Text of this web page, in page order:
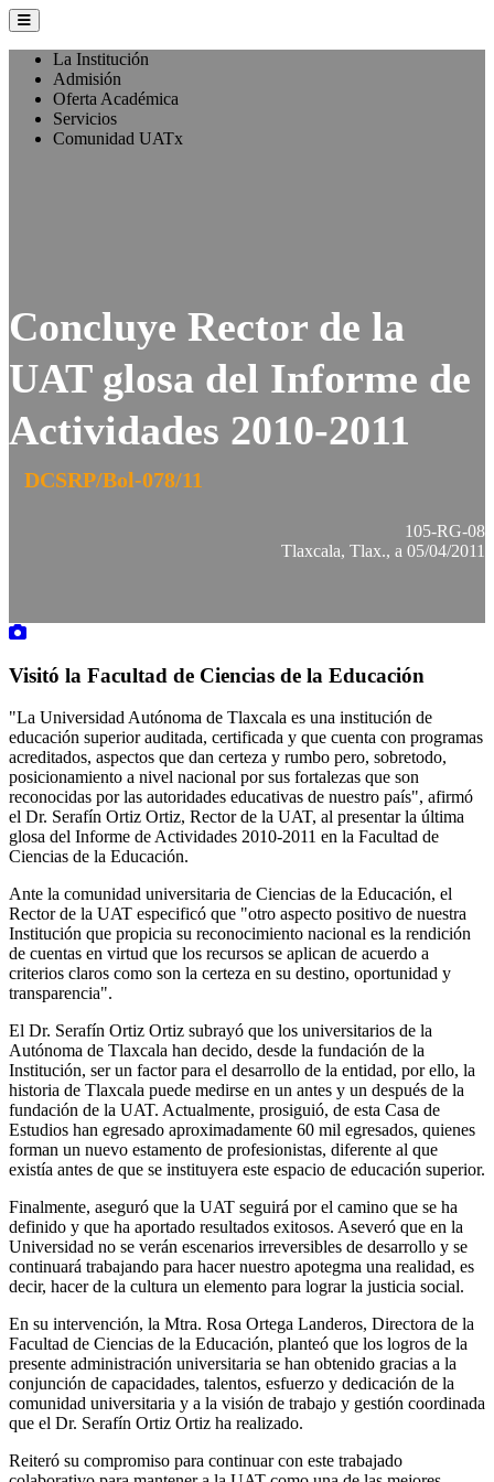
La Institución
Admisión
Oferta Académica
Servicios
Comunidad UATx
Concluye Rector de la
UAT glosa del Informe de
Actividades 2010-2011
DCSRP/Bol-078/11
105-RG-08
Tlaxcala, Tlax., a 05/04/2011
Visitó la Facultad de Ciencias de la Educación
"La Universidad Autónoma de Tlaxcala es una institución de
educación superior auditada, certificada y que cuenta con programas
acreditados, aspectos que dan certeza y rumbo pero, sobretodo,
posicionamiento a nivel nacional por sus fortalezas que son
reconocidas por las autoridades educativas de nuestro país", afirmó
el Dr. Serafín Ortiz Ortiz, Rector de la UAT, al presentar la última
glosa del Informe de Actividades 2010-2011 en la Facultad de
Ciencias de la Educación.
Ante la comunidad universitaria de Ciencias de la Educación, el
Rector de la UAT especificó que "otro aspecto positivo de nuestra
Institución que propicia su reconocimiento nacional es la rendición
de cuentas en virtud que los recursos se aplican de acuerdo a
criterios claros como son la certeza en su destino, oportunidad y
transparencia".
El Dr. Serafín Ortiz Ortiz subrayó que los universitarios de la
Autónoma de Tlaxcala han decido, desde la fundación de la
Institución, ser un factor para el desarrollo de la entidad, por ello, la
historia de Tlaxcala puede medirse en un antes y un después de la
fundación de la UAT. Actualmente, prosiguió, de esta Casa de
Estudios han egresado aproximadamente 60 mil egresados, quienes
forman un nuevo estamento de profesionistas, diferente al que
existía antes de que se instituyera este espacio de educación superior.
Finalmente, aseguró que la UAT seguirá por el camino que se ha
definido y que ha aportado resultados exitosos. Aseveró que en la
Universidad no se verán escenarios irreversibles de desarrollo y se
continuará trabajando para hacer nuestro apotegma una realidad, es
decir, hacer de la cultura un elemento para lograr la justicia social.
En su intervención, la Mtra. Rosa Ortega Landeros, Directora de la
Facultad de Ciencias de la Educación, planteó que los logros de la
presente administración universitaria se han obtenido gracias a la
conjunción de capacidades, talentos, esfuerzo y dedicación de la
comunidad universitaria y a la visión de trabajo y gestión coordinada
que el Dr. Serafín Ortiz Ortiz ha realizado.
Reiteró su compromiso para continuar con este trabajado